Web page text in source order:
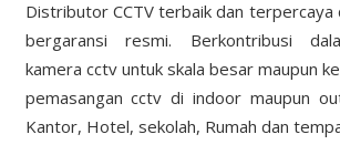
Distributor CCTV terbaik dan terpercaya
bergaransi resmi. Berkontribusi
kamera cctv untuk skala besar maupun
pemasangan cctv di indoor maupun
Kantor, Hotel, sekolah, Rumah dan